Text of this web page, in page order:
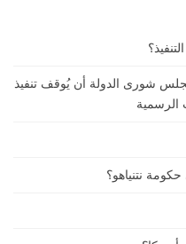
مجلس شورى الدولة أن يُوقف تنفيذ
الرسمية
نتنياهو؟